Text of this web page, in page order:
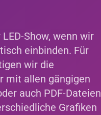
Show, wenn wir
einbinden. Für
wir die
mit allen gängigen
auch PDF-Dateien
Grafiken